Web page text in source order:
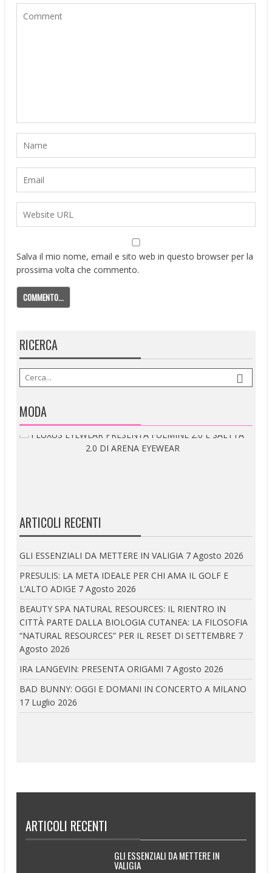
Salva il mio nome, email e sito web in questo browser per la
prossima volta che commento.
RICERCA
MODA
ARTICOLI RECENTI
GLI ESSENZIALI DA METTERE IN VALIGIA 7 Agosto 2026
PRESULIS: LA META IDEALE PER CHI AMA IL GOLF E
L’ALTO ADIGE 7 Agosto 2026
BEAUTY SPA NATURAL RESOURCES: IL RIENTRO IN
CITTÀ PARTE DALLA BIOLOGIA CUTANEA: LA FILOSOFIA
“NATURAL RESOURCES” PER IL RESET DI SETTEMBRE 7
Agosto 2026
IRA LANGEVIN: PRESENTA ORIGAMI 7 Agosto 2026
BAD BUNNY: OGGI E DOMANI IN CONCERTO A MILANO
17 Luglio 2026
ARTICOLI RECENTI
GLI ESSENZIALI DA METTERE IN
VALIGIA